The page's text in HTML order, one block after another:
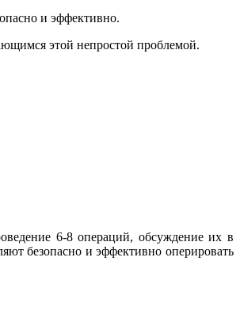
и эффективно.
этой непростой проблемой.
6-8 операций, обсуждение их в
безопасно и эффективно оперировать